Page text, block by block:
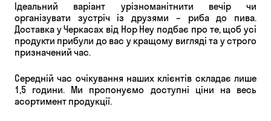
Ідеальний варіант урізноманітнити вечір чи
організувати зустріч із друзями – риба до пива.
Доставка у Черкасах від Hop Hey подбає про те, щоб усі
продукти прибули до вас у кращому вигляді та у строго
призначений час.
Середній час очікування наших клієнтів складає лише
1,5 години. Ми пропонуємо доступні ціни на весь
асортимент продукції.